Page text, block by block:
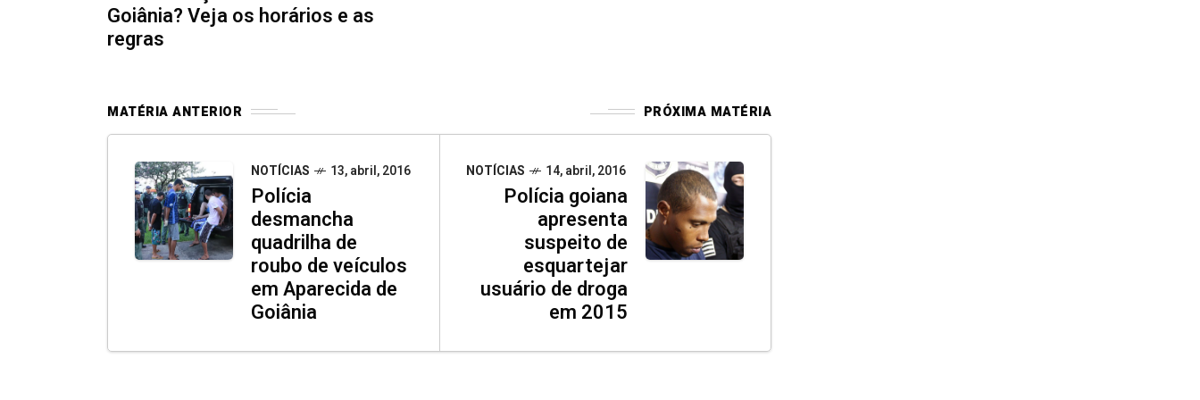
Goiânia? Veja os horários e as
regras
MATÉRIA ANTERIOR PRÓXIMA MATÉRIA
NOTÍCIAS 13, abril, 2016
Polícia
desmancha
quadrilha de
roubo de veículos
em Aparecida de
Goiânia
NOTÍCIAS 14, abril, 2016
Polícia goiana
apresenta
suspeito de
esquartejar
usuário de droga
em 2015